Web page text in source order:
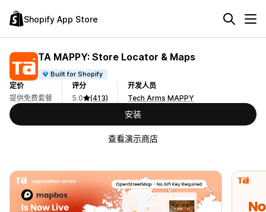
Shopify App Store
TA MAPPY: Store Locator & Maps
Built for Shopify
定价
提供免费套餐
评分
5.0
(413)
开发人员
Tech Arms MAPPY
安装
查看演示商店